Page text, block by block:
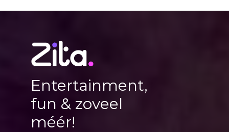
Entertainment,
fun & zoveel
méér!